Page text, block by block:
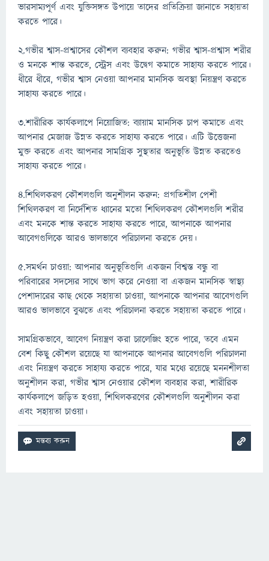
ভারসাম্যপূর্ণ এবং যুক্তিসঙ্গত উপায়ে তাদের প্রতিক্রিয়া জানাতে সহায়তা
করতে পারে।
2.গভীর শ্বাস-প্রশ্বাসের কৌশল ব্যবহার করুন: গভীর শ্বাস-প্রশ্বাস শরীর
ও মনকে শান্ত করতে, স্ট্রেস এবং উদ্বেগ কমাতে সাহায্য করতে পারে।
ধীরে ধীরে, গভীর শ্বাস নেওয়া আপনার মানসিক অবস্থা নিয়ন্ত্রণ করতে
সাহায্য করতে পারে।
3.শারীরিক কার্যকলাপে নিয়োজিত: ব্যায়াম মানসিক চাপ কমাতে এবং
আপনার মেজাজ উন্নত করতে সাহায্য করতে পারে। এটি উত্তেজনা
মুক্ত করতে এবং আপনার সামগ্রিক সুস্থতার অনুভূতি উন্নত করতেও
সাহায্য করতে পারে।
4.শিথিলকরণ কৌশলগুলি অনুশীলন করুন: প্রগতিশীল পেশী
শিথিলকরণ বা নির্দেশিত ধ্যানের মতো শিথিলকরণ কৌশলগুলি শরীর
এবং মনকে শান্ত করতে সাহায্য করতে পারে, আপনাকে আপনার
আবেগগুলিকে আরও ভালভাবে পরিচালনা করতে দেয়।
5.সমর্থন চাওয়া: আপনার অনুভূতিগুলি একজন বিশ্বস্ত বন্ধু বা
পরিবারের সদস্যের সাথে ভাগ করে নেওয়া বা একজন মানসিক স্বাস্থ্য
পেশাদারের কাছ থেকে সহায়তা চাওয়া, আপনাকে আপনার আবেগগুলি
আরও ভালভাবে বুঝতে এবং পরিচালনা করতে সহায়তা করতে পারে।
সামগ্রিকভাবে, আবেগ নিয়ন্ত্রণ করা চ্যালেঞ্জিং হতে পারে, তবে এমন
বেশ কিছু কৌশল রয়েছে যা আপনাকে আপনার আবেগগুলি পরিচালনা
এবং নিয়ন্ত্রণ করতে সাহায্য করতে পারে, যার মধ্যে রয়েছে মননশীলতা
অনুশীলন করা, গভীর শ্বাস নেওয়ার কৌশল ব্যবহার করা, শারীরিক
কার্যকলাপে জড়িত হওয়া, শিথিলকরণের কৌশলগুলি অনুশীলন করা
এবং সহায়তা চাওয়া।